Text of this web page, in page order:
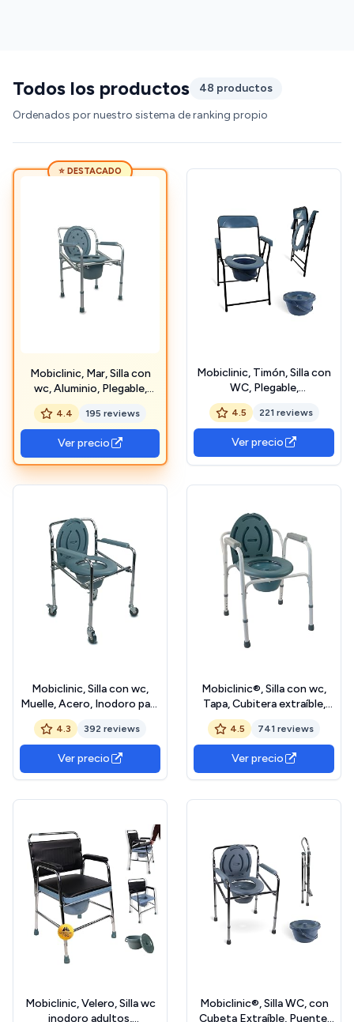
Todos los productos
48 productos
Ordenados por nuestro sistema de ranking propio
⭐ DESTACADO
Mobiclinic, Mar, Silla con
wc, Aluminio, Plegable,
Ligera, De inodoro para
discapacitados,
Minusválidos, Ancianos,
Orinal, Reposabrazos,
Asiento ergonómico,
Conteras antideslizantes
4.4 195 reviews
Ver precio
Mobiclinic, Timón, Silla con
WC, Plegable,
Reposabrazos, Inodoro
Portátil Adulto, Asiento
ergonómico, Conteras
antideslizantes
4.5 221 reviews
Ver precio
Mobiclinic, Silla con wc,
Muelle, Acero, Inodoro para
personas mayores, Orinal
plegable, Reposabrazos,
Asiento ergonómico,
Ruedas, Conteras
antideslizantes, 1 unidad
4.3 392 reviews
Ver precio
Mobiclinic®, Silla con wc,
Tapa, Cubitera extraíble,
Regulable en 5 alturas,
Modelo arroyo, Conteras
antideslizantes,
Reposabrazos, Soporta
hasta 100 kg, Orinal, Acero
4.5 741 reviews
Ver precio
Mobiclinic, Velero, Silla wc
inodoro adultos,
Mobiclinic®, Silla WC, con
Cubeta Extraíble, Puente,